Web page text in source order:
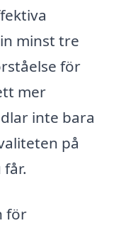
minst tre
för
mer
inte bara
på
för